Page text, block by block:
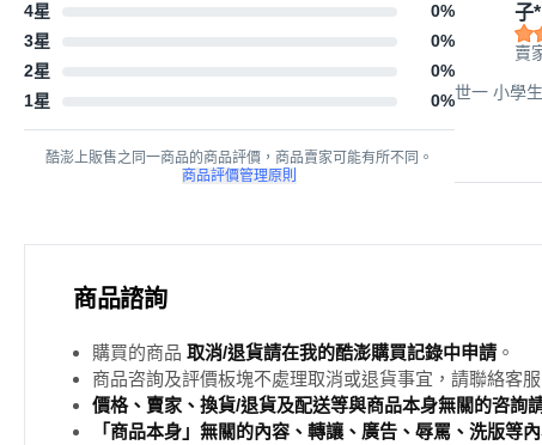
4星
0%
3星
0%
2星
0%
1星
0%
酷澎上販售之同一商品的商品評價，商品賣家可能有所不同。
商品評價管理原則
子*
賣
世一 小學
商品諮詢
購買的商品 取消/退貨請在我的酷澎購買記錄中申請 。
商品咨詢及評價板塊不處理取消或退貨事宜，請聯絡客服
價格、賣家、換貨/退貨及配送等與商品本身無關的咨詢
「商品本身」無關的內容、轉讓、廣告、辱罵、洗版等